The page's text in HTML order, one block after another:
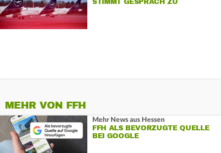
STIMMT GESPRÄCH ZU
MEHR VON FFH
Mehr News aus Hessen
FFH ALS BEVORZUGTE QUELLE
BEI GOOGLE